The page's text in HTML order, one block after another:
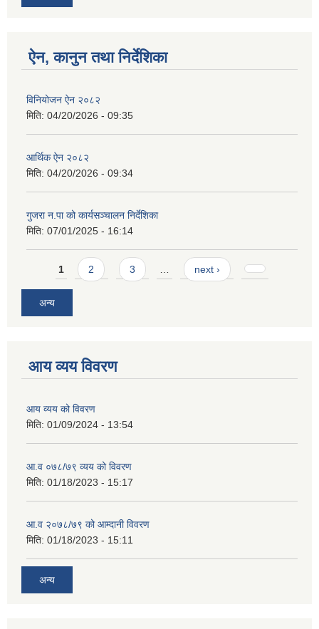
ऐन, कानुन तथा निर्देशिका
विनियोजन ऐन २०८२
मिति: 04/20/2026 - 09:35
आर्थिक ऐन २०८२
मिति: 04/20/2026 - 09:34
गुजरा न.पा को कार्यसञ्चालन निर्देशिका
मिति: 07/01/2025 - 16:14
Pages
1 2 3 … next ›
अन्य
आय व्यय विवरण
आय व्यय को विवरण
मिति: 01/09/2024 - 13:54
आ.व ०७८/७९ व्यय को विवरण
मिति: 01/18/2023 - 15:17
आ.व २०७८/७९ को आम्दानी विवरण
मिति: 01/18/2023 - 15:11
अन्य